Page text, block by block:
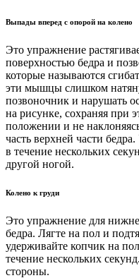
Выпады вперед с опорой на колено
Это упражнение
поверхностью бедра и
которые называются
эти мышцы слишком
позвоночник и нарушать
на рисунке, сохраняя при
положении и не
часть верхней части
в течение нескольких
другой ногой.
Колено к груди
Это упражнение для
бедра. Лягте на пол и
удерживайте копчик на
течение нескольких
стороны.